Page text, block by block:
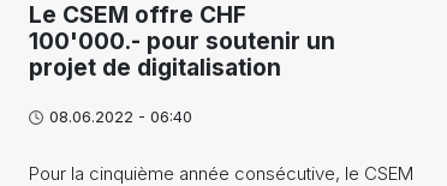
Le CSEM offre CHF
100'000.- pour soutenir un
projet de digitalisation
08.06.2022 - 06:40
Pour la cinquième année consécutive, le CSEM